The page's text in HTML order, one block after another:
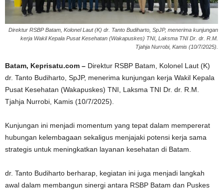
Direktur RSBP Batam, Kolonel Laut (K) dr. Tanto Budiharto, SpJP, menerima kunjungan
kerja Wakil Kepala Pusat Kesehatan (Wakapuskes) TNI, Laksma TNI Dr. dr. R.M.
Tjahja Nurrobi, Kamis (10/7/2025).
Batam, Keprisatu.com – Direktur RSBP Batam, Kolonel Laut (K)
dr. Tanto Budiharto, SpJP, menerima kunjungan kerja Wakil Kepala
Pusat Kesehatan (Wakapuskes) TNI, Laksma TNI Dr. dr. R.M.
Tjahja Nurrobi, Kamis (10/7/2025).
Kunjungan ini menjadi momentum yang tepat dalam mempererat
hubungan kelembagaan sekaligus menjajaki potensi kerja sama
strategis untuk meningkatkan layanan kesehatan di Batam.
dr. Tanto Budiharto berharap, kegiatan ini juga menjadi langkah
awal dalam membangun sinergi antara RSBP Batam dan Puskes